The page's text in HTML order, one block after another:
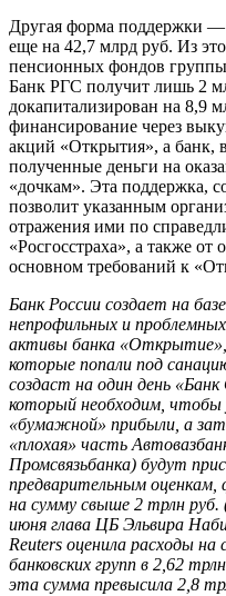
Другая форма поддержки —
еще на 42,7 млрд руб. Из
пенсионных фондов
Банк РГС получит лишь 2
докапитализирован на 8,9
финансирование через
акций «Открытия», а банк,
полученные деньги на
«дочкам». Эта поддержка,
позволит указанным
отражения ими по
«Росгосстраха», а также
основном требований к
Банк России создает на
непрофильных и
активы банка «Открытие»,
которые попали под
создаст на один день
который необходим, чтобы
«бумажной» прибыли, а
«плохая» часть
Промсвязьбанка) будут
предварительным
на сумму свыше 2 трлн
июня глава ЦБ Эльвира
Reuters оценила расходы
банковских групп в 2,62
эта сумма превысила 2,8